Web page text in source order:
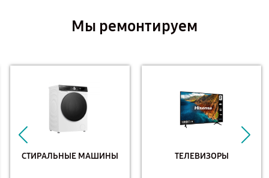
Мы ремонтируем
СТИРАЛЬНЫЕ МАШИНЫ ТЕЛЕВИЗОРЫ